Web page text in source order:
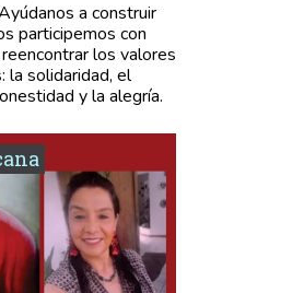
a construir
participemos con
los valores
la solidaridad, el
y la alegría.